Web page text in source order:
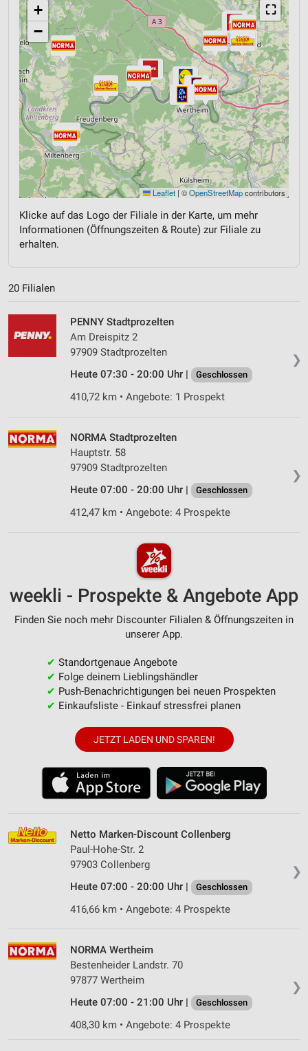
⛶
+
−
Leaflet | ©OpenStreetMapcontributors
Klicke auf das Logo der Filiale in der Karte, um mehr
Informationen (Öffnungszeiten & Route) zur Filiale zu
erhalten.
20 Filialen
❯
PENNY Stadtprozelten
Am Dreispitz 2
97909 Stadtprozelten
Heute 07:30 - 20:00 Uhr |
Geschlossen
410,72 km • Angebote: 1 Prospekt
❯
NORMA Stadtprozelten
Hauptstr. 58
97909 Stadtprozelten
Heute 07:00 - 20:00 Uhr |
Geschlossen
412,47 km • Angebote: 4 Prospekte
weekli - Prospekte & Angebote App
Finden Sie noch mehr Discounter Filialen & Öffnungszeiten in
unserer App.
✔ Standortgenaue Angebote
✔ Folge deinem Lieblingshändler
✔ Push-Benachrichtigungen bei neuen Prospekten
✔ Einkaufsliste - Einkauf stressfrei planen
JETZT LADEN UND SPAREN!
❯
Netto Marken-Discount Collenberg
Paul-Hohe-Str. 2
97903 Collenberg
Heute 07:00 - 20:00 Uhr |
Geschlossen
416,66 km • Angebote: 4 Prospekte
❯
NORMA Wertheim
Bestenheider Landstr. 70
97877 Wertheim
Heute 07:00 - 21:00 Uhr |
Geschlossen
408,30 km • Angebote: 4 Prospekte